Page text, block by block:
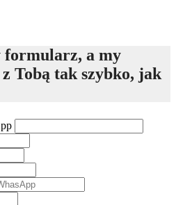
formularz, a my
Tobą tak szybko, jak